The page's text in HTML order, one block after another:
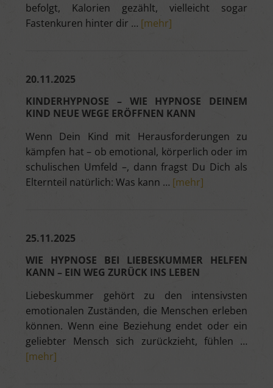
befolgt, Kalorien gezählt, vielleicht sogar
Fastenkuren hinter dir … [mehr]
20.11.2025
KINDERHYPNOSE – WIE HYPNOSE DEINEM
KIND NEUE WEGE ERÖFFNEN KANN
Wenn Dein Kind mit Herausforderungen zu
kämpfen hat – ob emotional, körperlich oder im
schulischen Umfeld –, dann fragst Du Dich als
Elternteil natürlich: Was kann … [mehr]
25.11.2025
WIE HYPNOSE BEI LIEBESKUMMER HELFEN
KANN – EIN WEG ZURÜCK INS LEBEN
Liebeskummer gehört zu den intensivsten
emotionalen Zuständen, die Menschen erleben
können. Wenn eine Beziehung endet oder ein
geliebter Mensch sich zurückzieht, fühlen …
[mehr]